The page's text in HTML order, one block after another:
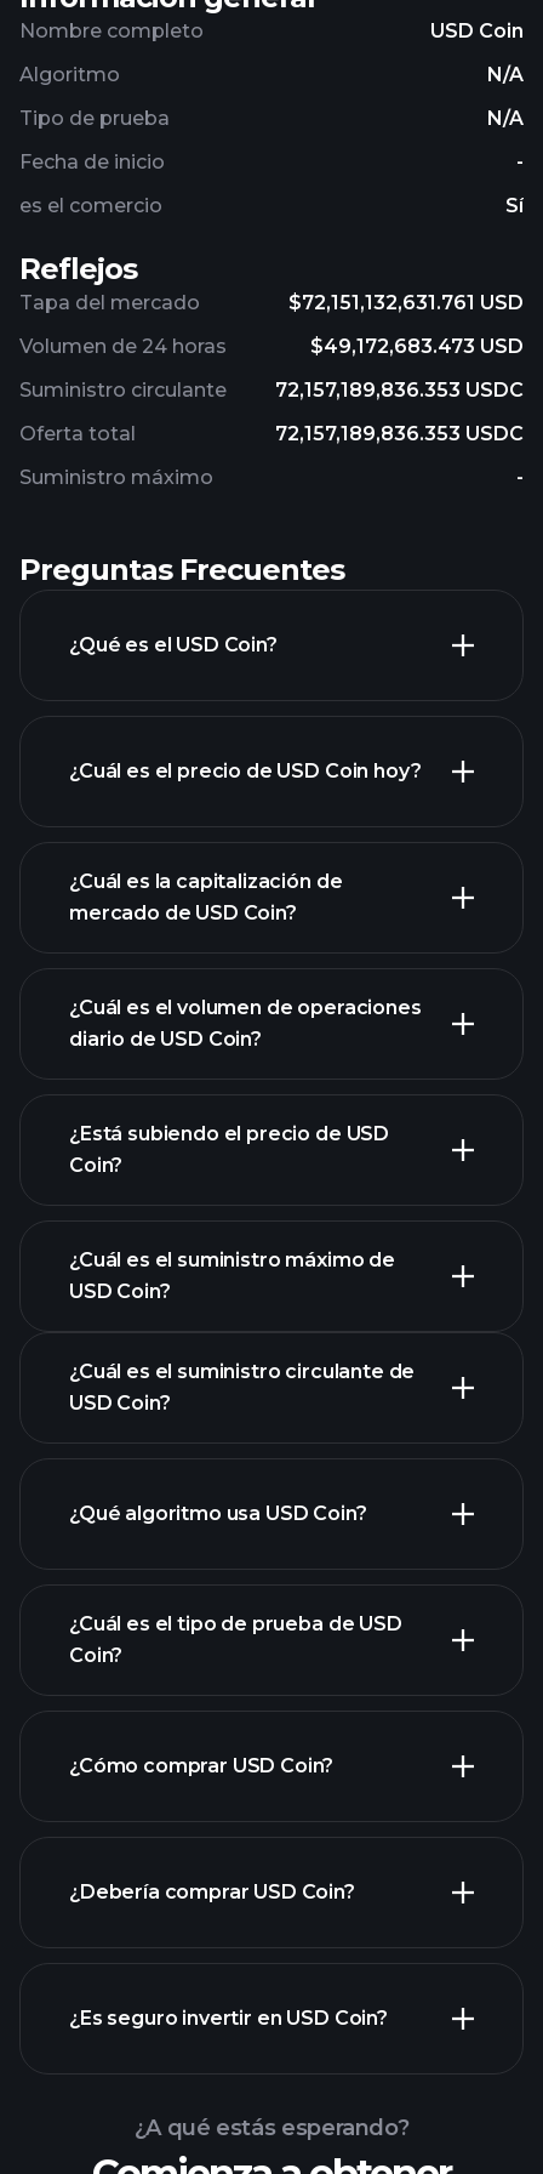
Nombre completo
USD Coin
Algoritmo
N/A
Tipo de prueba
N/A
Fecha de inicio
-
es el comercio
Sí
Reflejos
Tapa del mercado
$72,151,132,631.761 USD
Volumen de 24 horas
$49,172,683.473 USD
Suministro circulante
72,157,189,836.353 USDC
Oferta total
72,157,189,836.353 USDC
Suministro máximo
-
Preguntas Frecuentes
¿Qué es el USD Coin?
¿Cuál es el precio de USD Coin hoy?
gráfico avanzado
¿Cuál es la capitalización de
mercado de USD Coin?
¿Cuál es el volumen de operaciones
diario de USD Coin?
¿Está subiendo el precio de USD
Coin?
gráfico de USD
Coin
¿Cuál es el suministro máximo de
USD Coin?
¿Cuál es el suministro circulante de
USD Coin?
¿Qué algoritmo usa USD Coin?
¿Cuál es el tipo de prueba de USD
Coin?
¿Cómo comprar USD Coin?
Playtrade Tournaments
broker recomendado
¿Debería comprar USD Coin?
Tournaments
informes de
mercado diarios impulsados por IA
¿Es seguro invertir en USD Coin?
¿A qué estás esperando?